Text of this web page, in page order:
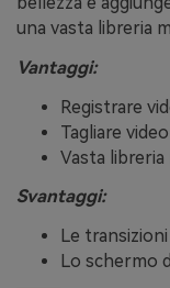
una vasta libreria
Vantaggi:
Registrare
Tagliare
Vasta libreria
Svantaggi:
Le
Lo schermo